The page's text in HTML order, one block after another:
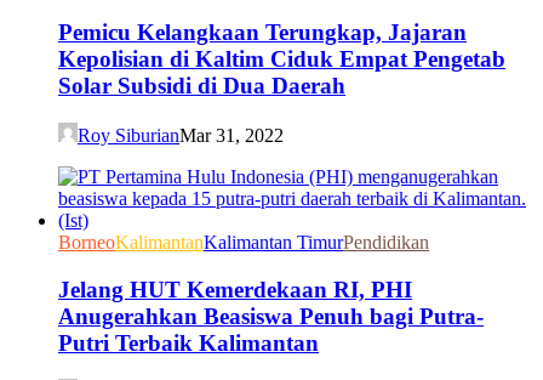
Pemicu Kelangkaan Terungkap, Jajaran
Kepolisian di Kaltim Ciduk Empat Pengetab
Solar Subsidi di Dua Daerah
Roy SiburianMar 31, 2022
BorneoKalimantanKalimantan TimurPendidikan
Jelang HUT Kemerdekaan RI, PHI
Anugerahkan Beasiswa Penuh bagi Putra-
Putri Terbaik Kalimantan